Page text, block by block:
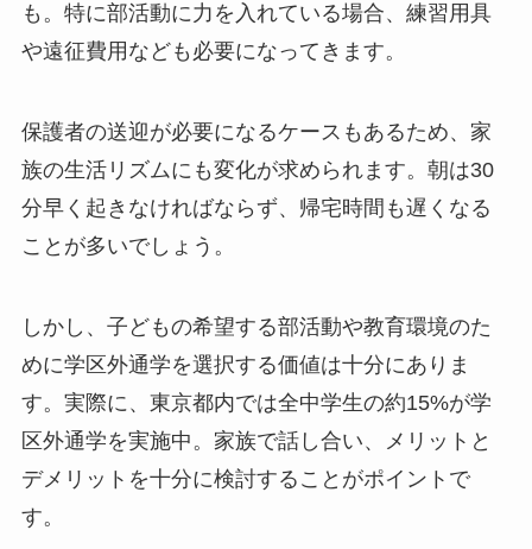
も。特に部活動に力を入れている場合、練習用具
や遠征費用なども必要になってきます。
保護者の送迎が必要になるケースもあるため、家
族の生活リズムにも変化が求められます。朝は30
分早く起きなければならず、帰宅時間も遅くなる
ことが多いでしょう。
しかし、子どもの希望する部活動や教育環境のた
めに学区外通学を選択する価値は十分にありま
す。実際に、東京都内では全中学生の約15%が学
区外通学を実施中。家族で話し合い、メリットと
デメリットを十分に検討することがポイントで
す。